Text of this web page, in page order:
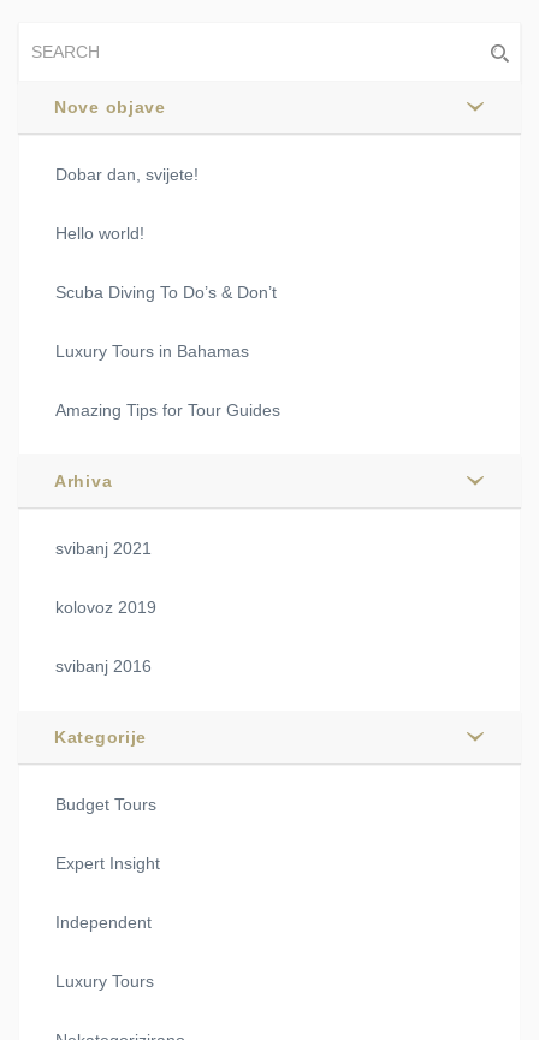
Nove objave
Dobar dan, svijete!
Hello world!
Scuba Diving To Do’s & Don’t
Luxury Tours in Bahamas
Amazing Tips for Tour Guides
Arhiva
svibanj 2021
kolovoz 2019
svibanj 2016
Kategorije
Budget Tours
Expert Insight
Independent
Luxury Tours